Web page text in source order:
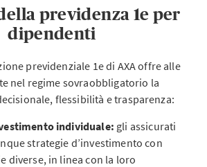
previdenza 1e per
dipendenti
previdenziale 1e di AXA offre alle
nel regime sovraobbligatorio la
flessibilità e trasparenza:
individuale: gli assicurati
strategie d’investimento con
diverse, in linea con la loro